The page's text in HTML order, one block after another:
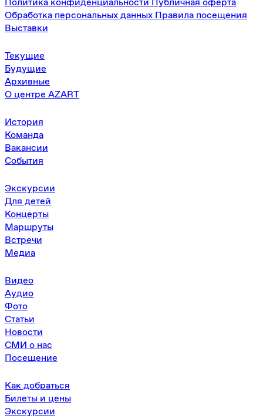
Обработка персональных данных Правила посещения
Выставки
Текущие
Будущие
Архивные
О центре AZART
История
Команда
Вакансии
События
Экскурсии
Для детей
Концерты
Маршруты
Встречи
Медиа
Видео
Аудио
Фото
Статьи
Новости
СМИ о нас
Посещение
Как добраться
Билеты и цены
Экскурсии